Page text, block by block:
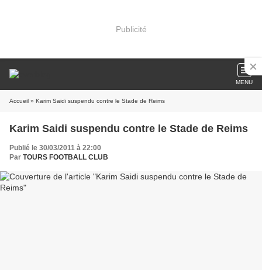
Publicité
MENU
Accueil » Karim Saidi suspendu contre le Stade de Reims
Karim Saidi suspendu contre le Stade de Reims
Publié le 30/03/2011 à 22:00
Par TOURS FOOTBALL CLUB